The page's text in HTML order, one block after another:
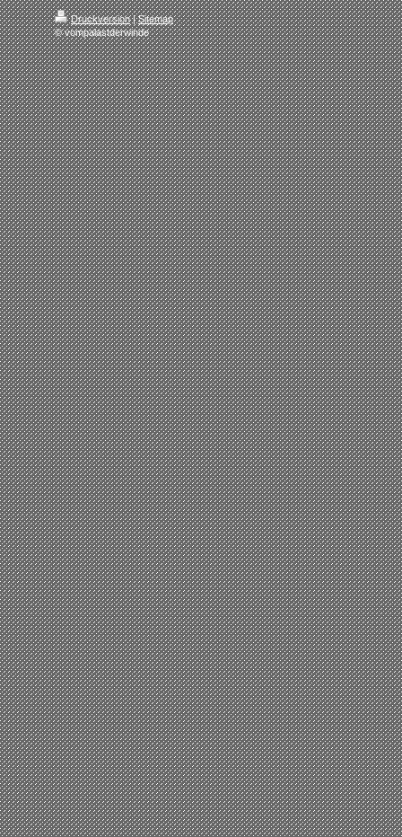
Druckversion | Sitemap
© vompalastderwinde